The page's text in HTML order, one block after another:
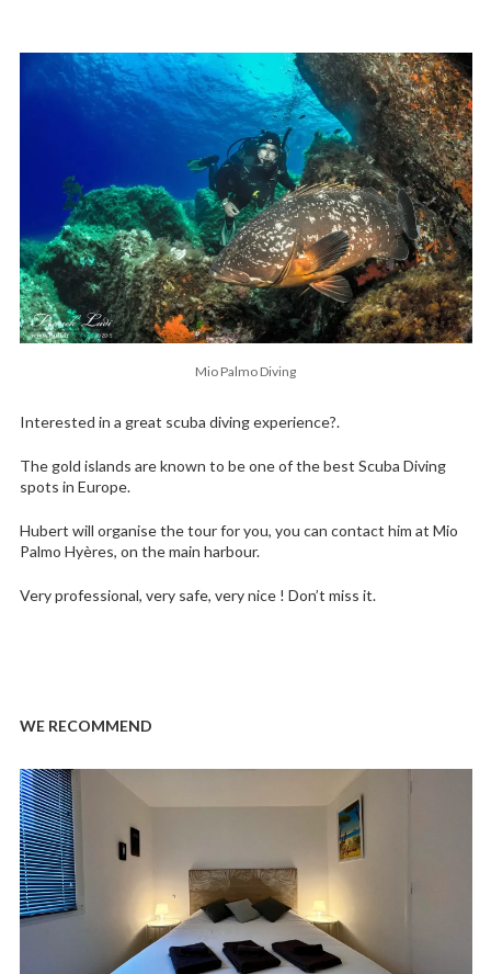
Mio Palmo Diving
Interested in a great scuba diving experience?.
The gold islands are known to be one of the best Scuba Diving
spots in Europe.
Hubert will organise the tour for you, you can contact him at Mio
Palmo Hyères, on the main harbour.
Very professional, very safe, very nice ! Don’t miss it.
WE RECOMMEND